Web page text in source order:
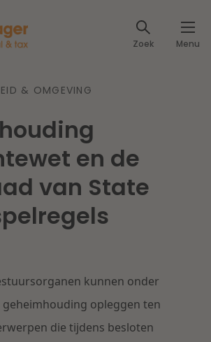
Zoek Menu
& Insolventie
zorg
partners
& OMGEVING
en de
van State
kunnen onder
opleggen ten
die tijdens besloten